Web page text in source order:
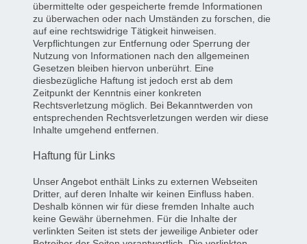
übermittelte oder gespeicherte fremde Informationen
zu überwachen oder nach Umständen zu forschen, die
auf eine rechtswidrige Tätigkeit hinweisen.
Verpflichtungen zur Entfernung oder Sperrung der
Nutzung von Informationen nach den allgemeinen
Gesetzen bleiben hiervon unberührt. Eine
diesbezügliche Haftung ist jedoch erst ab dem
Zeitpunkt der Kenntnis einer konkreten
Rechtsverletzung möglich. Bei Bekanntwerden von
entsprechenden Rechtsverletzungen werden wir diese
Inhalte umgehend entfernen.
Haftung für Links
Unser Angebot enthält Links zu externen Webseiten
Dritter, auf deren Inhalte wir keinen Einfluss haben.
Deshalb können wir für diese fremden Inhalte auch
keine Gewähr übernehmen. Für die Inhalte der
verlinkten Seiten ist stets der jeweilige Anbieter oder